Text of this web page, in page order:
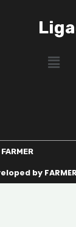
Menu
by FARMER